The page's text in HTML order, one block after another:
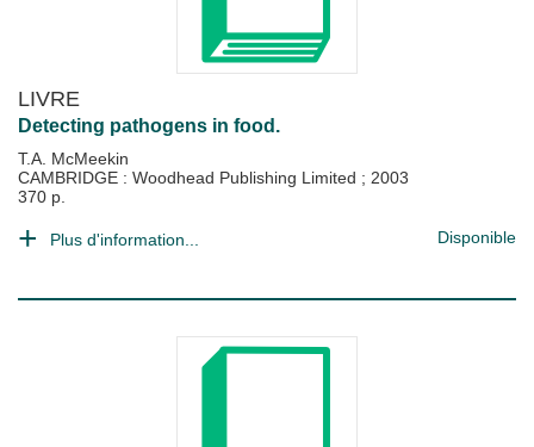
LIVRE
Detecting pathogens in food.
T.A. McMeekin
CAMBRIDGE : Woodhead Publishing Limited ; 2003
370 p.
Plus d'information... Disponible